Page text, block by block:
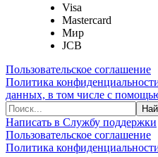
Visa
Mastercard
Мир
JCB
Пользовательское соглашение
Политика
данных, в том числе с
Написать в Службу поддержки
Пользовательское соглашение
Политика